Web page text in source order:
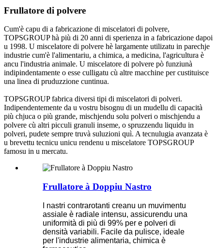
Frullatore di polvere
Cum'è capu di a fabricazione di miscelatori di polvere,
TOPSGROUP hà più di 20 anni di sperienza in a fabricazione dapoi
u 1998. U miscelatore di polvere hè largamente utilizatu in parechje
industrie cum'è l'alimentariu, a chimica, a medicina, l'agricultura è
ancu l'industria animale. U miscelatore di polvere pò funziunà
indipindentamente o esse culligatu cù altre macchine per custituisce
una linea di pruduzzione cuntinua.
TOPSGROUP fabrica diversi tipi di miscelatori di polveri.
Indipendentemente da u vostru bisognu di un mudellu di capacità
più chjuca o più grande, mischjendu solu polveri o mischjendu a
polvere cù altri picculi granuli inseme, o spruzzendu liquidu in
polveri, pudete sempre truvà suluzioni quì. A tecnulugia avanzata è
u brevettu tecnicu unicu rendenu u miscelatore TOPSGROUP
famosu in u mercatu.
Frullatore à Doppiu Nastro
I nastri contrarotanti creanu un muvimentu
assiale è radiale intensu, assicurendu una
uniformità di più di 99% per e polveri di
densità variabili. Facile da pulisce, ideale
per l'industrie alimentaria, chimica è